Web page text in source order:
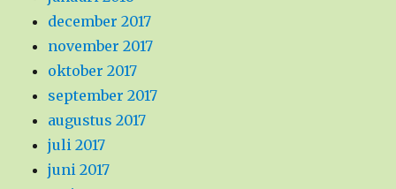
december 2017
november 2017
oktober 2017
september 2017
augustus 2017
juli 2017
juni 2017